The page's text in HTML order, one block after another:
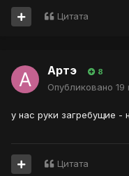
Цитата
Артэ 8
Опубликовано 19
у нас руки загребущие
Цитата